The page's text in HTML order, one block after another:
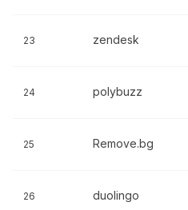
23 zendesk
24 polybuzz
25 Remove.bg
26 duolingo